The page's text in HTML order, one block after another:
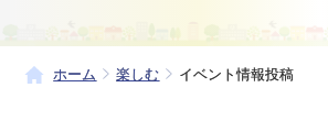
ホーム 楽しむ イベント情報投稿